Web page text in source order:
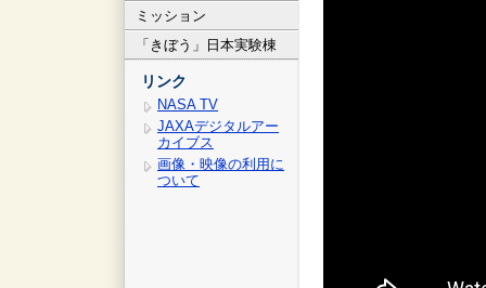
ミッション
「きぼう」日本実験棟
リンク
NASA TV
JAXAデジタルアー
カイブス
画像・映像の利用に
ついて